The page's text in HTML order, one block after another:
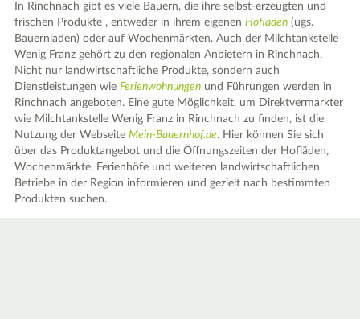
In Rinchnach gibt es viele Bauern, die ihre selbst-erzeugten und
frischen Produkte , entweder in ihrem eigenenHofladen (ugs.
Bauernladen) oder auf Wochenmärkten. Auch der Milchtankstelle
Wenig Franz gehört zu den regionalen Anbietern in Rinchnach.
Nicht nur landwirtschaftliche Produkte, sondern auch
Dienstleistungen wieFerienwohnungen und Führungen werden in
Rinchnach angeboten. Eine gute Möglichkeit, um Direktvermarkter
wie Milchtankstelle Wenig Franz in Rinchnach zu finden, ist die
Nutzung der WebseiteMein-Bauernhof.de. Hier können Sie sich
über das Produktangebot und die Öffnungszeiten der Hofläden,
Wochenmärkte, Ferienhöfe und weiteren landwirtschaftlichen
Betriebe in der Region informieren und gezielt nach bestimmten
Produkten suchen.